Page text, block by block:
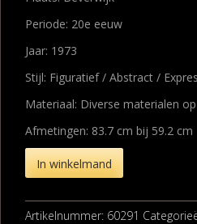
Periode: 20e eeuw
Jaar: 1973
Stijl: Figuratief / Abstract /
Materiaal: Diverse materialen
Afmetingen: 83.7 cm bij 59.2 cm
In winkelmand
Artikelnummer: 60291